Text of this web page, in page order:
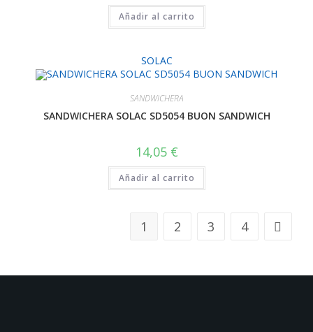
Añadir al carrito
SOLAC
SANDWICHERA
SANDWICHERA SOLAC SD5054 BUON SANDWICH
14,05 €
Añadir al carrito
1 2 3 4